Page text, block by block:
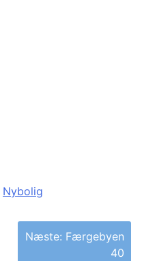
Nybolig
Næste: Færgebyen
40